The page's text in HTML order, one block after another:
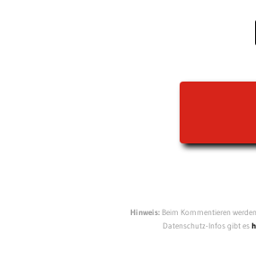
Hinweis:Beim Kommentieren
Datenschutz-Infos gibt es